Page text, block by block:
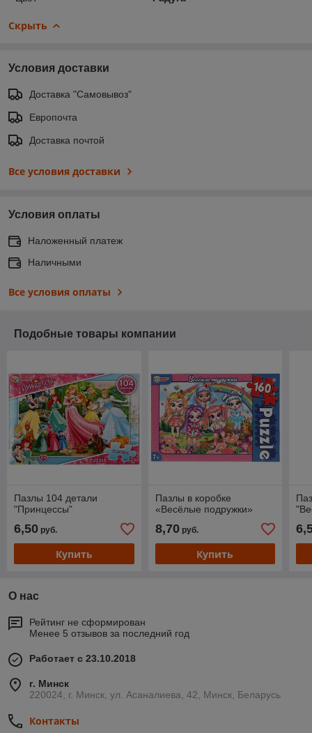
Скрыть
Условия доставки
Доставка "Самовывоз"
Европочта
Доставка почтой
Все условия доставки
Условия оплаты
Наложенный платеж
Наличными
Все условия оплаты
Подобные товары компании
Пазлы 104 детали
"Принцессы"
6,50 руб.
Купить
Пазлы в коробке
«Весёлые подружки»
8,70руб.
Купить
О нас
Рейтинг не сформирован
Менее 5 отзывов за последний год
Работает с 23.10.2018
г. Минск
220024, г. Минск, ул. Асаналиева, 42, Минск, Беларусь
Контакты